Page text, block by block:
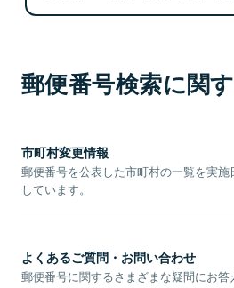
郵便番号検索に関
市町村変更情報
郵便番号を公表した市町村の一覧を実
しています。
よくあるご質問・お問い合わせ
郵便番号に関するさまざまな疑問にお答